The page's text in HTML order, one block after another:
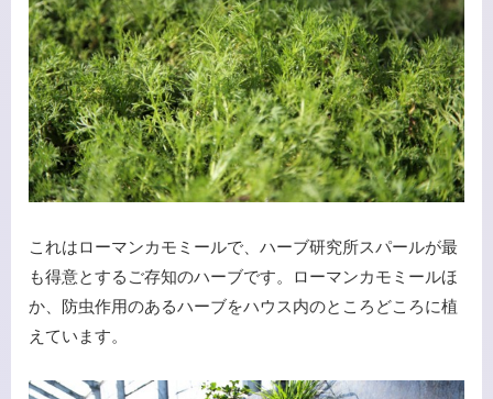
これはローマンカモミールで、ハーブ研究所スパールが最
も得意とするご存知のハーブです。ローマンカモミールほ
か、防虫作用のあるハーブをハウス内のところどころに植
えています。